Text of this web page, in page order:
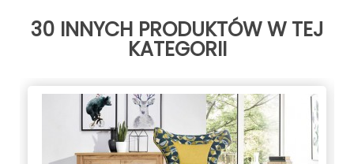
30 INNYCH PRODUKTÓW W TEJ
KATEGORII